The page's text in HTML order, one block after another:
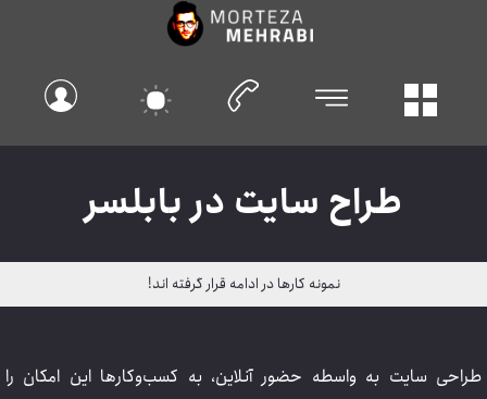
طراح سایت در بابلسر
نمونه کارها در ادامه قرار گرفته اند!
طراحی سایت به واسطه حضور آنلاین، به کسب‌وکارها این امکان را